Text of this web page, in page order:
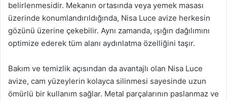
belirlenmesidir. Mekanın ortasında veya yemek masası
üzerinde konumlandırıldığında, Nisa Luce avize herkesin
gözünü üzerine çekebilir. Aynı zamanda, ışığın dağılımını
optimize ederek tüm alanı aydınlatma özelliğini taşır.
Bakım ve temizlik açısından da avantajlı olan Nisa Luce
avize, cam yüzeylerin kolayca silinmesi sayesinde uzun
ömürlü bir kullanım sağlar. Metal parçalarının paslanmaz ve